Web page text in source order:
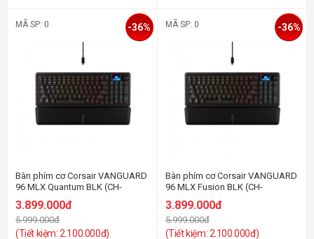
MÃ SP: 0
Bàn phím cơ Corsair VANGUARD
96 MLX Quantum BLK (CH-
91E901H-NA)
3.899.000đ
5.999.000đ
(Tiết kiệm: 2.100.000đ)
-36% MÃ SP: 0
Bàn phím cơ Corsair VANGUARD
96 MLX Fusion BLK (CH-
91E901F-NA)
3.899.000đ
5.999.000đ
(Tiết kiệm: 2.100.000đ)
-36%